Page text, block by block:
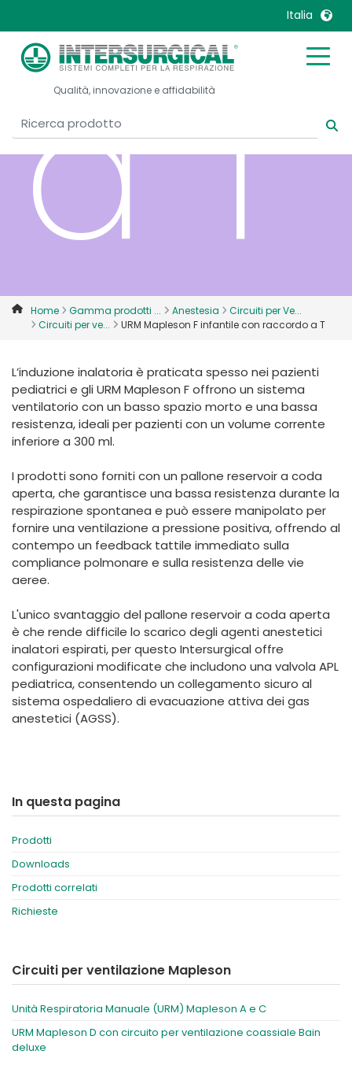
Italia
United Kingdom
United States
Denmark
Deutschland
France
Russia
Sweden
International English
Qualità, innovazione e affidabilità
a T
Home Gamma prodotti ... Anestesia
Circuiti per Ve...
Circuiti per ve...
URM Mapleson F infantile con raccordo a T
L’induzione inalatoria è praticata spesso nei pazienti
pediatrici e gli URM Mapleson F offrono un sistema
ventilatorio con un basso spazio morto e una bassa
resistenza, ideali per pazienti con un volume corrente
inferiore a 300 ml.
I prodotti sono forniti con un pallone reservoir a coda
aperta, che garantisce una bassa resistenza durante la
respirazione spontanea e può essere manipolato per
fornire una ventilazione a pressione positiva, offrendo al
contempo un feedback tattile immediato sulla
compliance polmonare e sulla resistenza delle vie
aeree.
L'unico svantaggio del pallone reservoir a coda aperta
è che rende difficile lo scarico degli agenti anestetici
inalatori espirati, per questo Intersurgical offre
configurazioni modificate che includono una valvola APL
pediatrica, consentendo un collegamento sicuro al
sistema ospedaliero di evacuazione attiva dei gas
anestetici (AGSS).
In questa pagina
Prodotti
Downloads
Prodotti correlati
Richieste
Circuiti per ventilazione Mapleson
Unità Respiratoria Manuale (URM) Mapleson A e C
URM Mapleson D con circuito per ventilazione coassiale Bain
deluxe